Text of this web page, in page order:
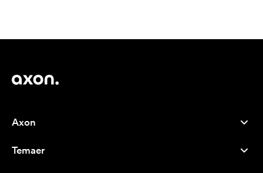
Axon
Om os
Temaer